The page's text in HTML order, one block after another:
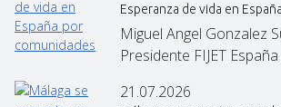
Esperanza de vida en
Miguel Angel Gonzalez
Presidente FIJET España
21.07.2026